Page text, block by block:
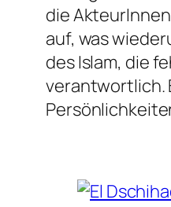
die
auf, was
des Islam, die
verantwortlich.